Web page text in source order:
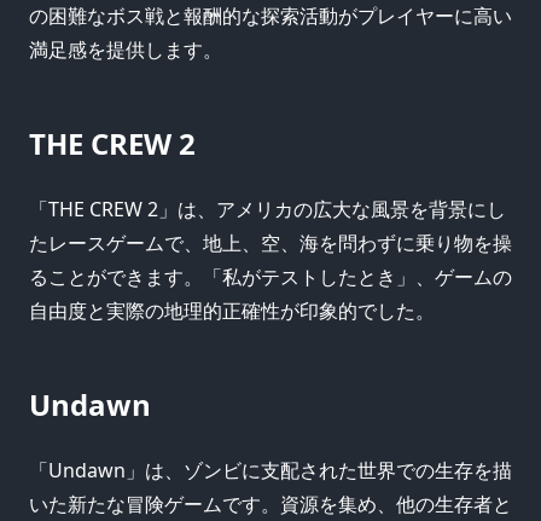
の困難なボス戦と報酬的な探索活動がプレイヤーに高い
満足感を提供します。
THE CREW 2
「THE CREW 2」は、アメリカの広大な風景を背景にし
たレースゲームで、地上、空、海を問わずに乗り物を操
ることができます。「私がテストしたとき」、ゲームの
自由度と実際の地理的正確性が印象的でした。
Undawn
「Undawn」は、ゾンビに支配された世界での生存を描
いた新たな冒険ゲームです。資源を集め、他の生存者と